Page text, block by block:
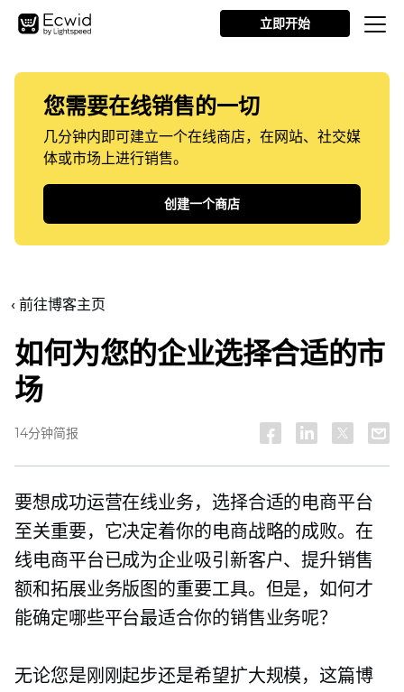
立即开始
您需要在线销售的一切
几分钟内即可建立一个在线商店，在网站、社交媒
体或市场上进行销售。
创建一个商店
‹ 前往博客主页
如何为您的企业选择合适的市
场
14分钟简报
要想成功运营在线业务，选择合适的电商平台
至关重要，它决定着你的电商战略的成败。在
线电商平台已成为企业吸引新客户、提升销售
额和拓展业务版图的重要工具。但是，如何才
能确定哪些平台最适合你的销售业务呢？
无论您是刚刚起步还是希望扩大规模，这篇博